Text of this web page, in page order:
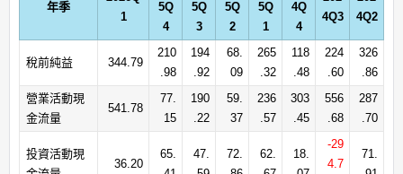
年季
1
5Q
4
5Q
3
5Q
2
5Q
1
4Q
4
4Q3
4Q2
稅前純益 344.79
210
.98
194
.92
68.
09
265
.32
118
.48
224
.60
326
.86
營業活動現
金流量
541.78
77.
15
190
.22
59.
37
236
.57
303
.45
556
.68
287
.70
投資活動現
36.20
65.
47.
72.
62.
18.
-29
4.7
71.